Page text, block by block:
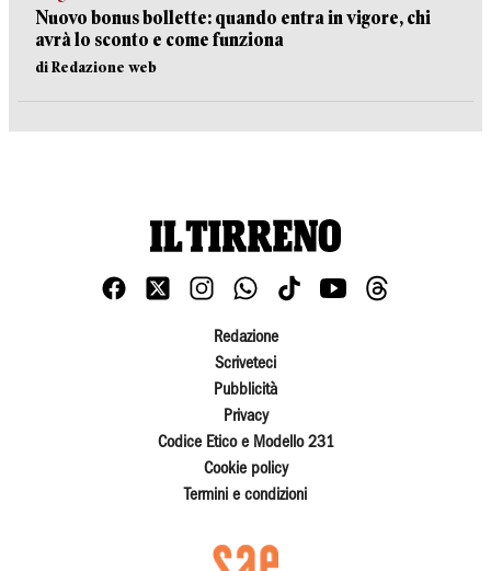
Nuovo bonus bollette: quando entra in vigore, chi
avrà lo sconto e come funziona
di Redazione web
Redazione
Scriveteci
Pubblicità
Privacy
Codice Etico e Modello 231
Cookie policy
Termini e condizioni